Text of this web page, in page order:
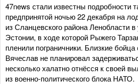
47news стали известны подробности
предпринятой ночью 22 декабря на
из Сланцевского района Ленобласти
Эстонии, в ходе которой Рыжего
пленили пограничники. Близкие бойца
Вячеслав не планировал
несколько халатно отнёсся к своей
из военно-политического блока НАТО.